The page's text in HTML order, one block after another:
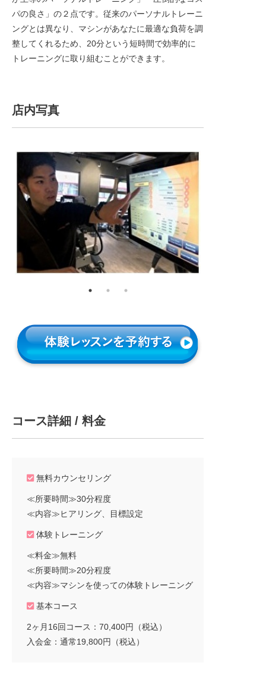
パの良さ」の２点です。従来のパーソナルトレーニ
ングとは異なり、マシンがあなたに最適な負荷を調
整してくれるため、20分という短時間で効率的に
トレーニングに取り組むことができます。
店内写真
コース詳細 / 料金
無料カウンセリング
≪所要時間≫30分程度
≪内容≫ヒアリング、目標設定
体験トレーニング
≪料金≫無料
≪所要時間≫20分程度
≪内容≫マシンを使っての体験トレーニング
基本コース
2ヶ月16回コース：70,400円（税込）
入会金：通常19,800円（税込）